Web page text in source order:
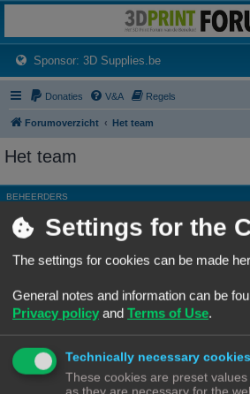
Het 3D print forum van de Benelux na de sluiting van
Sponsor: 3D Supplies.be(Opens a new tab)
Donaties V&A Regels
Forumoverzicht Het team
Het team
BEHEERDERS
Rang, Gebruikersnaam Site Admin
Moderator
Alle forums
ALGEMENE MODERATORS
Geen leden gevonden met deze zoekcriteria.
Settings for the
The settings for cookies can be made
General notes and information can be
Privacy policy and Terms of Use.
Technically necessary cookies
These cookies are preset
as they are necessary for the